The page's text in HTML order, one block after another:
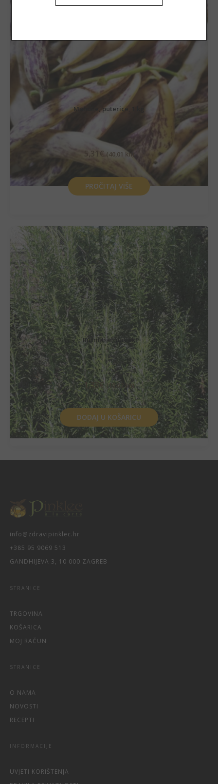
Mahune, puterice, 1 kg
5,31 € (40,01 kn)
PROČITAJ VIŠE
Ružmarin, pušlek
1,33€ (10,02 kn)
DODAJ U KOŠARICU
info@zdravipinklec.hr
+385 95 9069 513
GANDHIJEVA 3, 10 000 ZAGREB
STRANICE
TRGOVINA
KOŠARICA
MOJ RAČUN
STRANICE
O NAMA
NOVOSTI
RECEPTI
INFORMACIJE
UVJETI KORIŠTENJA